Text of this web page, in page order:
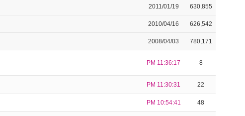
2011/01/19 630,855
2010/04/16 626,542
2008/04/03 780,171
PM 11:36:17 8
PM 11:30:31 22
PM 10:54:41 48